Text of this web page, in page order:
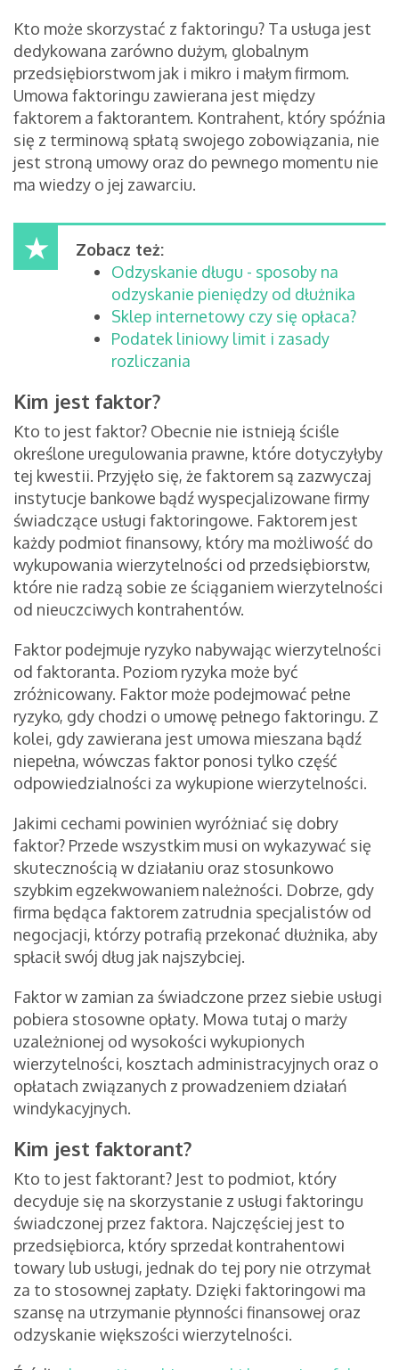
Kto może skorzystać z faktoringu? Ta usługa jest
dedykowana zarówno dużym, globalnym
przedsiębiorstwom jak i mikro i małym firmom.
Umowa faktoringu zawierana jest między
faktorem a faktorantem. Kontrahent, który spóźnia
się z terminową spłatą swojego zobowiązania, nie
jest stroną umowy oraz do pewnego momentu nie
ma wiedzy o jej zawarciu.
Zobacz też:
Odzyskanie długu - sposoby na
odzyskanie pieniędzy od dłużnika
Sklep internetowy czy się opłaca?
Podatek liniowy limit i zasady
rozliczania
Kim jest faktor?
Kto to jest faktor? Obecnie nie istnieją ściśle
określone uregulowania prawne, które dotyczyłyby
tej kwestii. Przyjęło się, że faktorem są zazwyczaj
instytucje bankowe bądź wyspecjalizowane firmy
świadczące usługi faktoringowe. Faktorem jest
każdy podmiot finansowy, który ma możliwość do
wykupowania wierzytelności od przedsiębiorstw,
które nie radzą sobie ze ściąganiem wierzytelności
od nieuczciwych kontrahentów.
Faktor podejmuje ryzyko nabywając wierzytelności
od faktoranta. Poziom ryzyka może być
zróżnicowany. Faktor może podejmować pełne
ryzyko, gdy chodzi o umowę pełnego faktoringu. Z
kolei, gdy zawierana jest umowa mieszana bądź
niepełna, wówczas faktor ponosi tylko część
odpowiedzialności za wykupione wierzytelności.
Jakimi cechami powinien wyróżniać się dobry
faktor? Przede wszystkim musi on wykazywać się
skutecznością w działaniu oraz stosunkowo
szybkim egzekwowaniem należności. Dobrze, gdy
firma będąca faktorem zatrudnia specjalistów od
negocjacji, którzy potrafią przekonać dłużnika, aby
spłacił swój dług jak najszybciej.
Faktor w zamian za świadczone przez siebie usługi
pobiera stosowne opłaty. Mowa tutaj o marży
uzależnionej od wysokości wykupionych
wierzytelności, kosztach administracyjnych oraz o
opłatach związanych z prowadzeniem działań
windykacyjnych.
Kim jest faktorant?
Kto to jest faktorant? Jest to podmiot, który
decyduje się na skorzystanie z usługi faktoringu
świadczonej przez faktora. Najczęściej jest to
przedsiębiorca, który sprzedał kontrahentowi
towary lub usługi, jednak do tej pory nie otrzymał
za to stosownej zapłaty. Dzięki faktoringowi ma
szansę na utrzymanie płynności finansowej oraz
odzyskanie większości wierzytelności.